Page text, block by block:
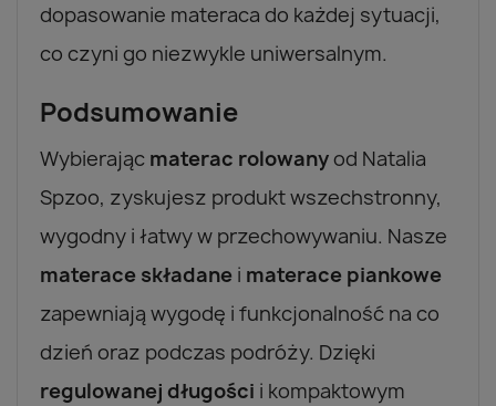
dopasowanie materaca do każdej sytuacji,
co czyni go niezwykle uniwersalnym.
Podsumowanie
Wybierając materac rolowanyod Natalia
Spzoo, zyskujesz produkt wszechstronny,
wygodny i łatwy w przechowywaniu. Nasze
materace składane i materace piankowe
zapewniają wygodę i funkcjonalność na co
dzień oraz podczas podróży. Dzięki
regulowanej długości i kompaktowym